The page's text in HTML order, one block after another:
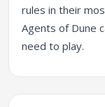
rules in their
Agents of Dune
need to play.